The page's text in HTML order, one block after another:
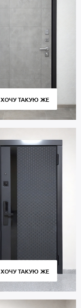
ХОЧУ ТАКУЮ ЖЕ
ХОЧУ ТАКУЮ ЖЕ